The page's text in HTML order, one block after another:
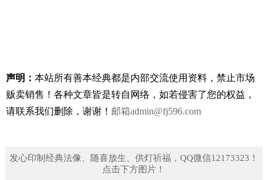
声明： 本站所有善本经典都是内部交流使用资料，禁止市场
贩卖销售！ 各种文章皆是转自网络，如若侵害了您的权益，
请联系我们删除，谢谢！ 邮箱admin@fj596.com
发心印制经典法像、随喜放生、供灯祈福，QQ微信12173323！
点击下方图片！